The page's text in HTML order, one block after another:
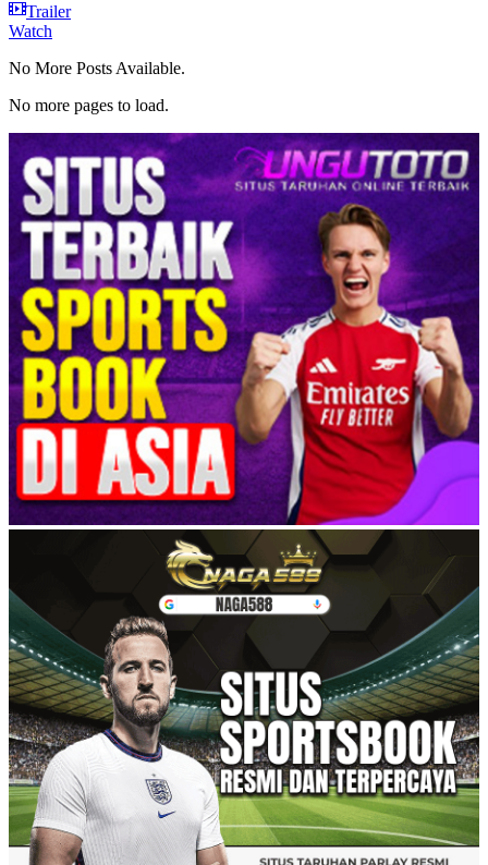
Trailer
Watch
No More Posts Available.
No more pages to load.